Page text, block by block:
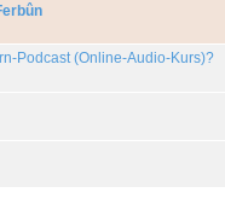
Podcast (Online-Audio-Kurs)?